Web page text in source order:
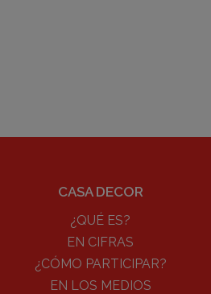
CASA DECOR
¿QUÉ ES?
EN CIFRAS
¿CÓMO PARTICIPAR?
EN LOS MEDIOS